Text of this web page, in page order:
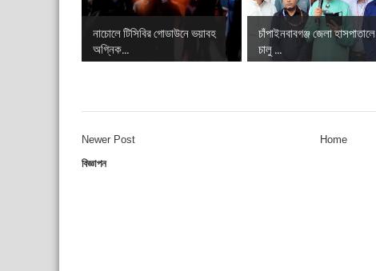
নাচোলে টিসিবির গোডাউনে ভয়াবহ
অগ্নিক...
চাঁপাইনবাবগঞ্জ জেলা হাসপাতালে
চালু ...
Newer Post
Home
বিজ্ঞাপন